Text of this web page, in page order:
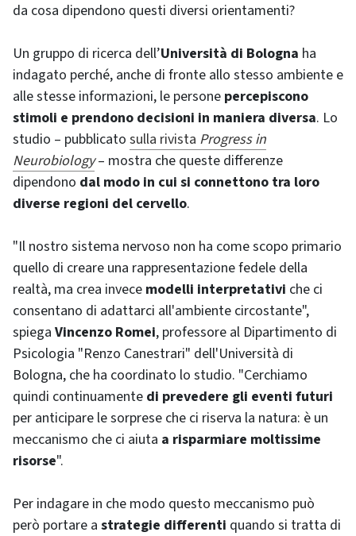
da cosa dipendono questi diversi orientamenti?
Un gruppo di ricerca dell’Università di Bologna ha
indagato perché, anche di fronte allo stesso ambiente e
alle stesse informazioni, le persone percepiscono
stimoli e prendono decisioni in maniera diversa. Lo
studio – pubblicato sulla rivista Progress in
Neurobiology– mostra che queste differenze
dipendono dal modo in cui si connettono tra loro
diverse regioni del cervello.
"Il nostro sistema nervoso non ha come scopo primario
quello di creare una rappresentazione fedele della
realtà, ma crea invece modelli interpretativi che ci
consentano di adattarci all'ambiente circostante",
spiega Vincenzo Romei, professore al Dipartimento di
Psicologia "Renzo Canestrari" dell'Università di
Bologna, che ha coordinato lo studio. "Cerchiamo
quindi continuamente di prevedere gli eventi futuri
per anticipare le sorprese che ci riserva la natura: è un
meccanismo che ci aiuta a risparmiare moltissime
risorse".
Per indagare in che modo questo meccanismo può
però portare a strategie differenti quando si tratta di